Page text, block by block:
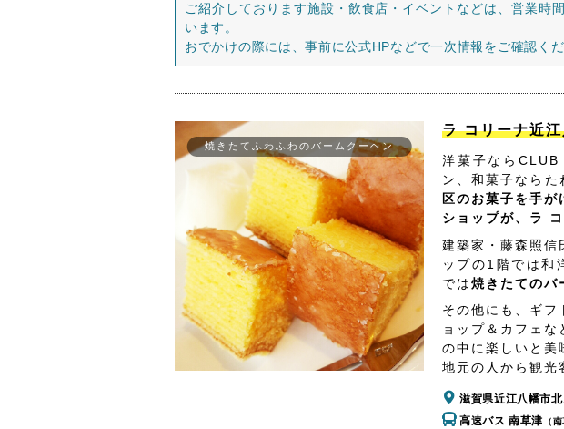
ご紹介しております施設・飲食店・イベントなどは、営業時
います。
おでかけの際には、事前に公式HPなどで一次情報をご確認くだ
焼きたてふわふわのバームクーヘン
ラ コリーナ近
洋菓子ならCLUB
ン、和菓子ならた
区のお菓子を手
ショップが、ラ
建築家・藤森照信
ップの1階では和
では焼きたてのバ
その他にも、ギ
ョップ＆カフェ
の中に楽しいと美
地元の人から観光
滋賀県近江八幡市
高速バス 南草津 （